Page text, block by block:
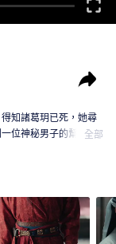
知諸葛玥已死，她尋
位神秘男子的幫助，
全部